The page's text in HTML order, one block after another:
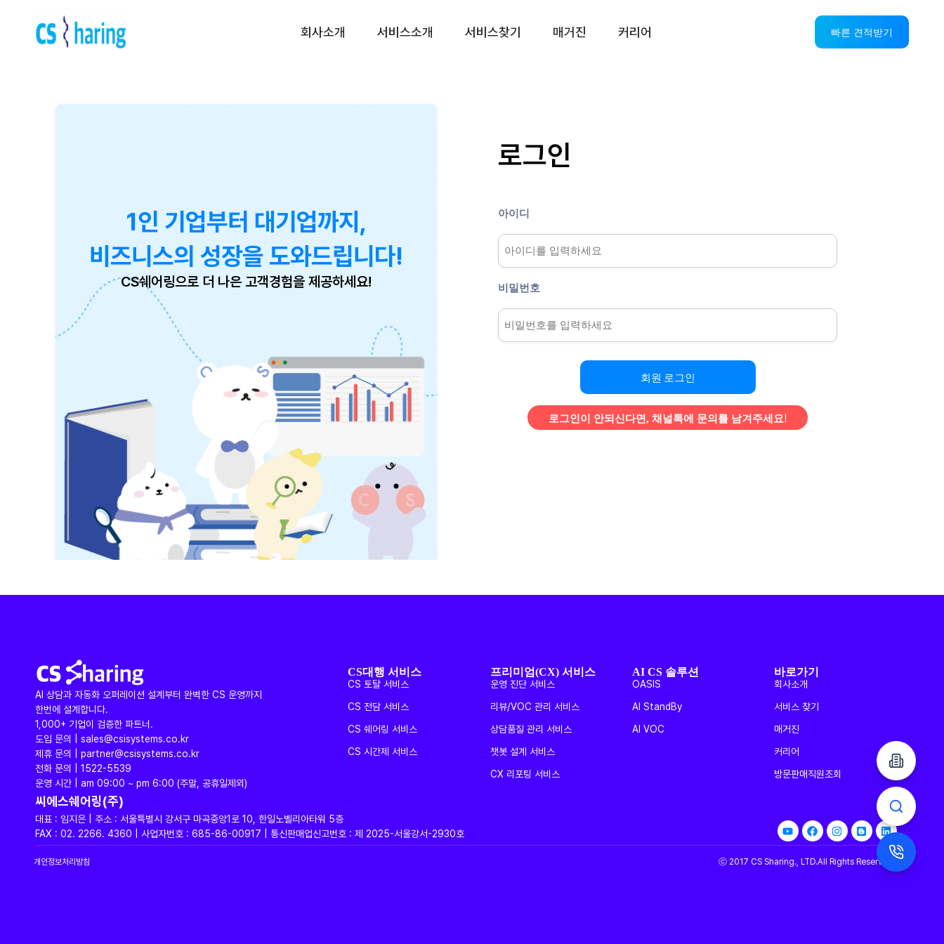
회사소개 서비스소개
VOC 관리 서비스
서비스찾기 매거진 커리어 빠른 견적받기
1인 기업부터 대기업까지,
비즈니스의 성장을 도와드립니다!
CS쉐어링으로 더 나은 고객경험을 제공하세요!
로그인
아이디
비밀번호
회원 로그인
로그인이 안되신다면, 채널톡에 문의를 남겨주세요!
AI 상담과 자동화 오퍼레이션 설계부터 완벽한 CS 운영까지
한번에 설계합니다.
1,000+ 기업이 검증한 파트너.
도입 문의 | sales@csisystems.co.kr
제휴 문의 | partner@csisystems.co.kr
전화 문의 | 1522-5539
운영 시간 | am 09:00 ~ pm 6:00 (주말, 공휴일제외)
CS대행 서비스
CS 토탈 서비스
CS 전담 서비스
CS 쉐어링 서비스
CS 시간제 서비스
프리미엄(CX) 서비스
운영 진단 서비스
리뷰/VOC 관리 서비스
상담품질 관리 서비스
챗봇 설계 서비스
CX 리포팅 서비스
AI CS 솔루션
OASIS
AI StandBy
AI VOC
바로가기
회사소개
서비스 찾기
매거진
커리어
방문판매직원조회
씨에스쉐어링(주)
대표 : 임지은 | 주소 : 서울특별시 강서구 마곡중앙1로 10, 한일노벨리아타워 5층
FAX : 02. 2266. 4360 | 사업자번호 : 685-86-00917 | 통신판매업신고번호 : 제 2025-서울강서-2930호
개인정보처리방침 ⓒ 2017 CS Sharing., LTD.All Rights Reserved.